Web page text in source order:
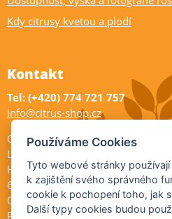
Kdy citrusy kvetou a plodí
Kontakt
Tel: (+420) 774 721 757
info@citrus-shop.cz
Citrus shop zahradnictví
Legionářů 2
Hodonín
695 01
Otevřeno:
Po-Pá 9-17
Používáme Cookies
Tyto webové stránky
k zajištění svého správného
cookie k pochopení toho, jak
Další typy cookies budou